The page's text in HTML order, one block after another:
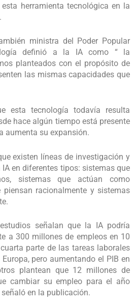
herramienta tecnológica en la
ministra del Poder Popular
definió a la IA como “ la
planteados con el propósito de
las mismas capacidades que
esta tecnología todavía resulta
hace algún tiempo está presente
aumenta su expansión.
existen líneas de investigación y
en diferentes tipos: sistemas que
sistemas que actúan como
piensan racionalmente y sistemas
señalan que la IA podría
a 300 millones de empleos en 10
parte de las tareas laborales
pero aumentando el PIB en
plantean que 12 millones de
cambiar su empleo para el año
señaló en la publicación.